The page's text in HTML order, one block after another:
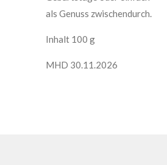
als Genuss zwischendurch.
Inhalt 100 g
MHD 30.11.2026